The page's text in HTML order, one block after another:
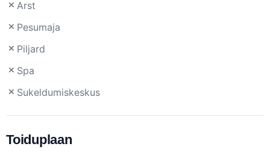
Arst
Pesumaja
Piljard
Spa
Sukeldumiskeskus
Toiduplaan